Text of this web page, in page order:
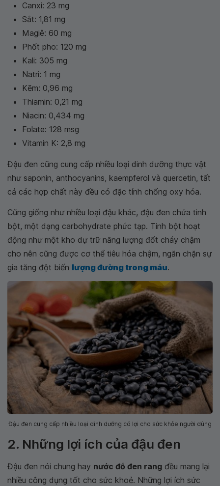
Canxi: 23 mg
Sắt: 1,81 mg
Magiê: 60 mg
Phốt pho: 120 mg
Kali: 305 mg
Natri: 1 mg
Kẽm: 0,96 mg
Thiamin: 0,21 mg
Niacin: 0,434 mg
Folate: 128 msg
Vitamin K: 2,8 mg
Đậu đen cũng cung cấp nhiều loại dinh dưỡng thực vật
như saponin, anthocyanins, kaempferol và quercetin, tất
cả các hợp chất này đều có đặc tính chống oxy hóa.
Cũng giống như nhiều loại đậu khác, đậu đen chứa tinh
bột, một dạng carbohydrate phức tạp. Tinh bột hoạt
động như một kho dự trữ năng lượng đốt cháy chậm
cho nên cũng được cơ thể tiêu hóa chậm, ngăn chặn sự
gia tăng đột biến lượng đường trong máu.
Đậu đen cung cấp nhiều loại dinh dưỡng có lợi cho sức khỏe người dùng
2. Những lợi ích của đậu đen
Đậu đen nói chung hay nước đỗ đen rang đều mang lại
nhiều công dụng tốt cho sức khoẻ. Những lợi ích sức